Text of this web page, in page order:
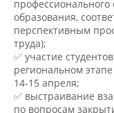
перспективным
труда);
✅ участие
региональном
14-15 апреля;
✅ выстраивание
по вопросам
посредством